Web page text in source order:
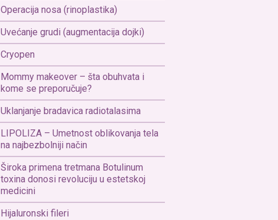
Operacija nosa (rinoplastika)
Uvećanje grudi (augmentacija dojki)
Cryopen
Mommy makeover – šta obuhvata i
kome se preporučuje?
Uklanjanje bradavica radiotalasima
LIPOLIZA – Umetnost oblikovanja tela
na najbezbolniji način
Široka primena tretmana Botulinum
toxina donosi revoluciju u estetskoj
medicini
Hijaluronski fileri